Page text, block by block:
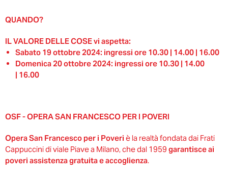
QUANDO?
IL VALORE DELLE COSE vi aspetta:
Sabato 19 ottobre 2024: ingressi ore 10.30 | 14.00 | 16.00
Domenica 20 ottobre 2024: ingressi ore 10.30 | 14.00
| 16.00
OSF - OPERA SAN FRANCESCO PER I POVERI
Opera San Francesco per i Poveri è la realtà fondata dai Frati
Cappuccini di viale Piave a Milano, che dal 1959 garantisce ai
poveri assistenza gratuita e accoglienza.